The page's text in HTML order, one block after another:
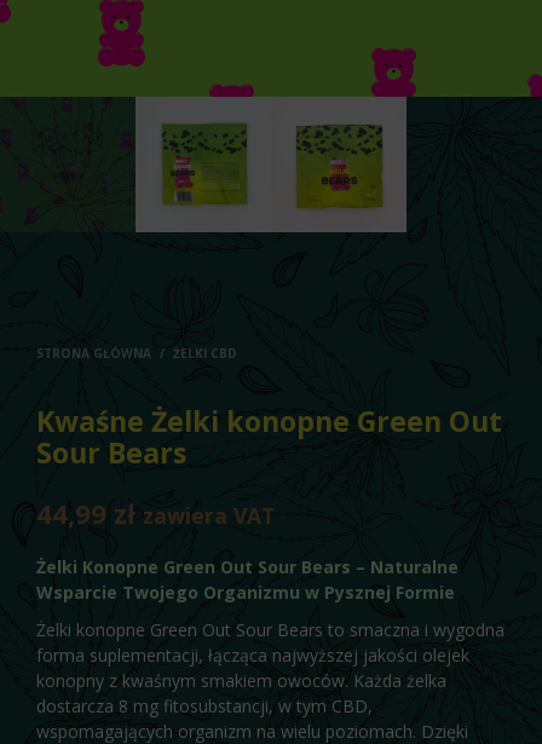
STRONA GŁÓWNA / ŻELKI CBD
Kwaśne Żelki konopne Green Out
Sour Bears
44,99 zł zawiera VAT
Żelki Konopne Green Out Sour Bears – Naturalne
Wsparcie Twojego Organizmu w Pysznej Formie
Żelki konopne Green Out Sour Bears to smaczna i wygodna
forma suplementacji, łącząca najwyższej jakości olejek
konopny z kwaśnym smakiem owoców. Każda żelka
dostarcza 8 mg fitosubstancji, w tym CBD,
wspomagających organizm na wielu poziomach. Dzięki